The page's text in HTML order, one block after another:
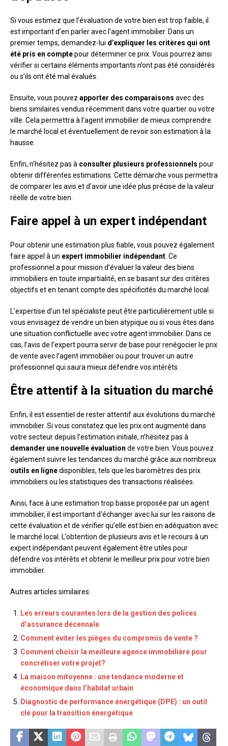
Si vous estimez que l’évaluation de votre bien est trop faible, il
est important d’en parler avec l’agent immobilier. Dans un
premier temps, demandez-lui d’expliquer les critères qui ont
été pris en comptepour déterminer ce prix. Vous pourrez ainsi
vérifier si certains éléments importants n’ont pas été considérés
ou s’ils ont été mal évalués.
Ensuite, vous pouvez apporter des comparaisons avec des
biens similaires vendus récemment dans votre quartier ou votre
ville. Cela permettra à l’agent immobilier de mieux comprendre
le marché local et éventuellement de revoir son estimation à la
hausse.
Enfin, n’hésitez pas à consulter plusieurs professionnels pour
obtenir différentes estimations. Cette démarche vous permettra
de comparer les avis et d’avoir une idée plus précise de la valeur
réelle de votre bien.
Faire appel à un expert indépendant
Pour obtenir une estimation plus fiable, vous pouvez également
faire appel à un expert immobilier indépendant . Ce
professionnel a pour mission d’évaluer la valeur des biens
immobiliers en toute impartialité, en se basant sur des critères
objectifs et en tenant compte des spécificités du marché local.
L’expertise d’un tel spécialiste peut être particulièrement utile si
vous envisagez de vendre un bien atypique ou si vous êtes dans
une situation conflictuelle avec votre agent immobilier. Dans ce
cas, l’avis de l’expert pourra servir de base pour renégocier le prix
de vente avec l’agent immobilier ou pour trouver un autre
professionnel qui saura mieux défendre vos intérêts.
Être attentif à la situation du marché
Enfin, il est essentiel de rester attentif aux évolutions du marché
immobilier. Si vous constatez que les prix ont augmenté dans
votre secteur depuis l’estimation initiale, n’hésitez pas à
demander une nouvelle évaluation de votre bien. Vous pouvez
également suivre les tendances du marché grâce aux nombreux
outils en lignedisponibles, tels que les baromètres des prix
immobiliers ou les statistiques des transactions réalisées.
Ainsi, face à une estimation trop basse proposée par un agent
immobilier, il est important d’échanger avec lui sur les raisons de
cette évaluation et de vérifier qu’elle est bien en adéquation avec
le marché local. L’obtention de plusieurs avis et le recours à un
expert indépendant peuvent également être utiles pour
défendre vos intérêts et obtenir le meilleur prix pour votre bien
immobilier.
Autres articles similaires:
Les erreurs courantes lors de la gestion des polices
d’assurance décennale
Comment éviter les pièges du compromis de vente ?
Comment choisir la meilleure agence immobilière pour
concrétiser votre projet?
La maison mitoyenne : une tendance moderne et
économique dans l’habitat urbain
Diagnostic de performance énergétique (DPE) : un outil
clé pour la transition énergétique